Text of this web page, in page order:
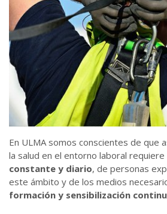
En ULMA somos conscientes de que
la salud en el entorno laboral requiere
constante y diario, de personas
este ámbito y de los medios
formación y sensibilización